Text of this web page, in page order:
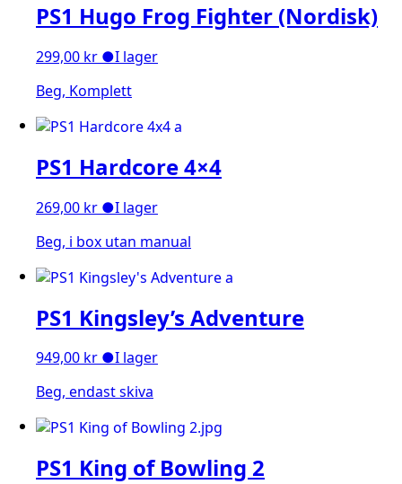
PS1 Hugo Frog Fighter (Nordisk)
299,00 kr ●I lager
Beg, Komplett
PS1 Hardcore 4×4
269,00 kr ●I lager
Beg, i box utan manual
PS1 Kingsley’s Adventure
949,00 kr ●I lager
Beg, endast skiva
PS1 King of Bowling 2